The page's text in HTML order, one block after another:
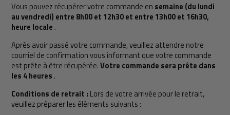
Vous pouvez récupérer votre commande en semaine (du lundi
au vendredi) entre 8h00 et 12h30 et entre 13h00 et 16h30,
heure locale .
Après avoir passé votre commande, veuillez attendre notre
courriel de confirmation vous informant que votre commande
est prête à être récupérée.Votre commande sera prête dans
les 4 heures .
Conditions de retrait : Lors de votre arrivée pour le retrait,
veuillez préparer les éléments suivants :